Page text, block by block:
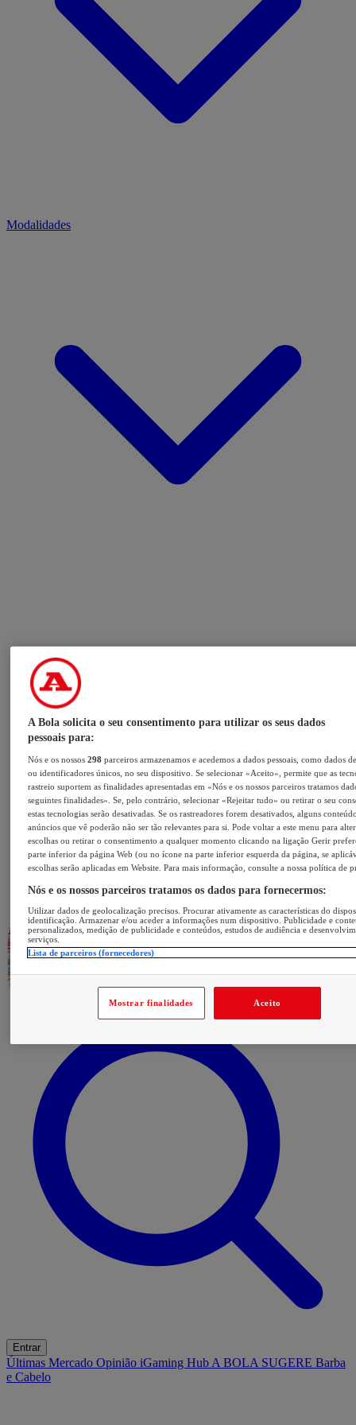
Modalidades
Entrar
Últimas Mercado Opinião iGaming Hub A BOLA SUGERE Barba
e Cabelo
A Bola solicita o seu consentimento para utilizar os seus dados
pessoais para:
Nós e os nossos298 parceiros armazenamos e acedemos a dados pessoais, como dados
ou identificadores únicos, no seu dispositivo. Se selecionar «Aceito», permite que as
rastreio suportem as finalidades apresentadas em «Nós e os nossos parceiros tratamos
seguintes finalidades». Se, pelo contrário, selecionar «Rejeitar tudo» ou retirar o seu
estas tecnologias serão desativadas. Se os rastreadores forem desativados, alguns
anúncios que vê poderão não ser tão relevantes para si. Pode voltar a este menu para
escolhas ou retirar o consentimento a qualquer momento clicando na ligação Gerir
parte inferior da página Web (ou no ícone na parte inferior esquerda da página, se
escolhas serão aplicadas em Website. Para mais informação, consulte a nossa política de
Nós e os nossos parceiros tratamos os dados para fornecermos:
Utilizar dados de geolocalização precisos. Procurar ativamente as características do
identificação. Armazenar e/ou aceder a informações num dispositivo. Publicidade e
personalizados, medição de publicidade e conteúdos, estudos de audiência e
serviços.
Lista de parceiros (fornecedores)
Mostrar finalidades Aceito